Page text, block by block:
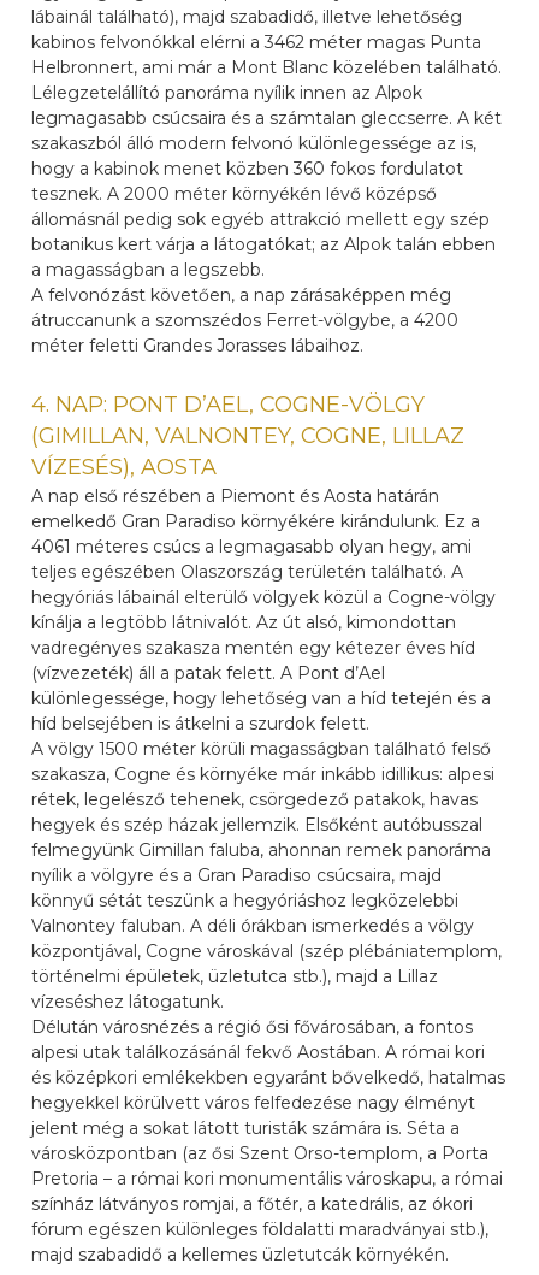
lábainál található), majd szabadidő, illetve lehetőség
kabinos felvonókkal elérni a 3462 méter magas Punta
Helbronnert, ami már a Mont Blanc közelében található.
Lélegzetelállító panoráma nyílik innen az Alpok
legmagasabb csúcsaira és a számtalan gleccserre. A két
szakaszból álló modern felvonó különlegessége az is,
hogy a kabinok menet közben 360 fokos fordulatot
tesznek. A 2000 méter környékén lévő középső
állomásnál pedig sok egyéb attrakció mellett egy szép
botanikus kert várja a látogatókat; az Alpok talán ebben
a magasságban a legszebb.
A felvonózást követően, a nap zárásaképpen még
átruccanunk a szomszédos Ferret-völgybe, a 4200
méter feletti Grandes Jorasses lábaihoz.
4. NAP: PONT D’AEL, COGNE-VÖLGY
(GIMILLAN, VALNONTEY, COGNE, LILLAZ
VÍZESÉS), AOSTA
A nap első részében a Piemont és Aosta határán
emelkedő Gran Paradiso környékére kirándulunk. Ez a
4061 méteres csúcs a legmagasabb olyan hegy, ami
teljes egészében Olaszország területén található. A
hegyóriás lábainál elterülő völgyek közül a Cogne-völgy
kínálja a legtöbb látnivalót. Az út alsó, kimondottan
vadregényes szakasza mentén egy kétezer éves híd
(vízvezeték) áll a patak felett. A Pont d’Ael
különlegessége, hogy lehetőség van a híd tetején és a
híd belsejében is átkelni a szurdok felett.
A völgy 1500 méter körüli magasságban található felső
szakasza, Cogne és környéke már inkább idillikus: alpesi
rétek, legelésző tehenek, csörgedező patakok, havas
hegyek és szép házak jellemzik. Elsőként autóbusszal
felmegyünk Gimillan faluba, ahonnan remek panoráma
nyílik a völgyre és a Gran Paradiso csúcsaira, majd
könnyű sétát teszünk a hegyóriáshoz legközelebbi
Valnontey faluban. A déli órákban ismerkedés a völgy
központjával, Cogne városkával (szép plébániatemplom,
történelmi épületek, üzletutca stb.), majd a Lillaz
vízeséshez látogatunk.
Délután városnézés a régió ősi fővárosában, a fontos
alpesi utak találkozásánál fekvő Aostában. A római kori
és középkori emlékekben egyaránt bővelkedő, hatalmas
hegyekkel körülvett város felfedezése nagy élményt
jelent még a sokat látott turisták számára is. Séta a
városközpontban (az ősi Szent Orso-templom, a Porta
Pretoria – a római kori monumentális városkapu, a római
színház látványos romjai, a főtér, a katedrális, az ókori
fórum egészen különleges földalatti maradványai stb.),
majd szabadidő a kellemes üzletutcák környékén.